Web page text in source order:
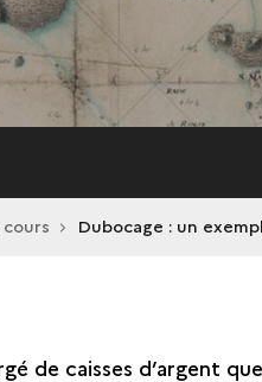
Dubocage : un
de caisses d’argent